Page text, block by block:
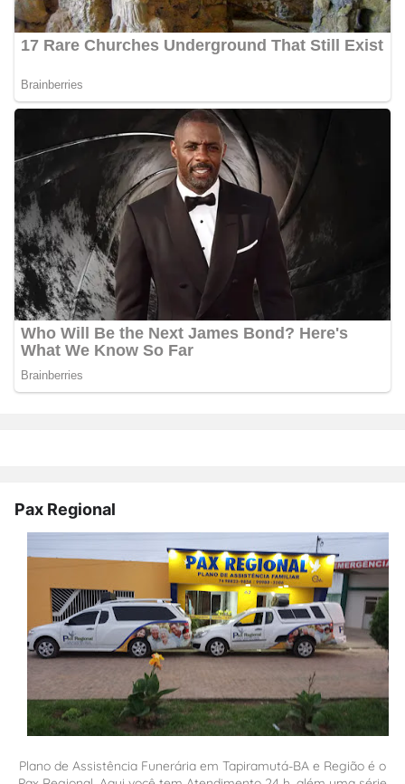
Pax Regional
Plano de Assistência Funerária em Tapiramutá-BA e Região é o